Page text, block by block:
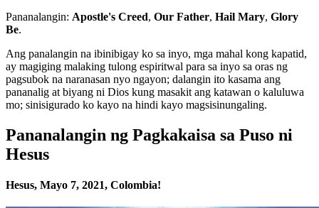
Pananalangin: Apostle's Creed, Our Father, Hail Mary, Glory
Be.
Ang panalangin na ibinibigay ko sa inyo, mga mahal kong kapatid,
ay magiging malaking tulong espiritwal para sa inyo sa oras ng
pagsubok na naranasan nyo ngayon; dalangin ito kasama ang
pananalig at biyang ni Dios kung masakit ang katawan o kaluluwa
mo; sinisigurado ko kayo na hindi kayo magsisinungaling.
Pananalangin ng Pagkakaisa sa Puso ni
Hesus
Hesus, Mayo 7, 2021, Colombia!